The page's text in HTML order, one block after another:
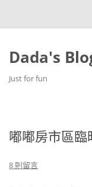
跳
要
內
容
Dada's
Just for fun
嘟嘟房市區
8 則留言